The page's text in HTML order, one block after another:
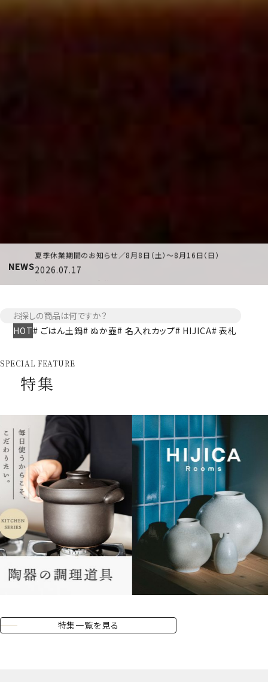
NEWS
夏季休業期間のお知らせ／8月8日（土）～8月16日（日）
2026.07.17
新商品のお知らせ｜花器ブランド「ma」
2026.07.06
2026.07.06
【新登場】hoccoriシリーズに食器が仲間入り！
【コラム】ひんやり甘味を楽しむ、夏のうつわ
2026.07.18
夏季休業期間のお知らせ／8月8日（土）～8月16日（日）
新商品のお知らせ｜花器ブランド「ma」
2026.07.06
【コラム】hoccoriのふくろう食器で、食卓に小さな楽しみを
2026.07.06
【新登場】hoccoriシリーズに食器が仲間入り！
HOT ごはん土鍋 ぬか壺 名入れカップ HIJICA 表札
SPECIAL FEATURE
特集
特集一覧を見る